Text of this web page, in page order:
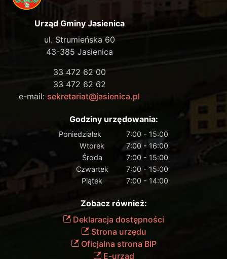
Urząd Gminy Jasienica
ul. Strumieńska 60
43-385 Jasienica
33 472 62 00
33 472 62 62
e-mail: sekretariat@jasienica.pl
Godziny urzędowania:
Poniedziałek
7:00 - 15:00
Wtorek
7:00 - 16:00
Środa
7:00 - 15:00
Czwartek
7:00 - 15:00
Piątek
7:00 - 14:00
Zobacz również:
Deklaracja dostępności
Strona urzędu
Oficjalna strona BIP
E-urząd